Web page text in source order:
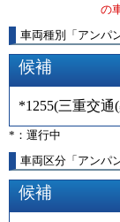
の
車両種別
「 アンパ
候補
*1255(三重交通
*：運行中
車両区分「アンパ
候補